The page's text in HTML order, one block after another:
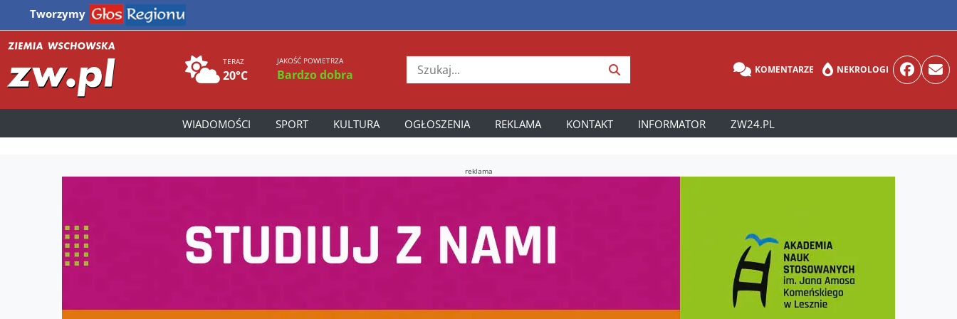
Tworzymy
TERAZ
20°C
JAKOŚĆ POWIETRZA
Bardzo dobra KOMENTARZE NEKROLOGI
WIADOMOŚCI SPORT KULTURA OGŁOSZENIA REKLAMA KONTAKT INFORMATOR ZW24.PL
reklama